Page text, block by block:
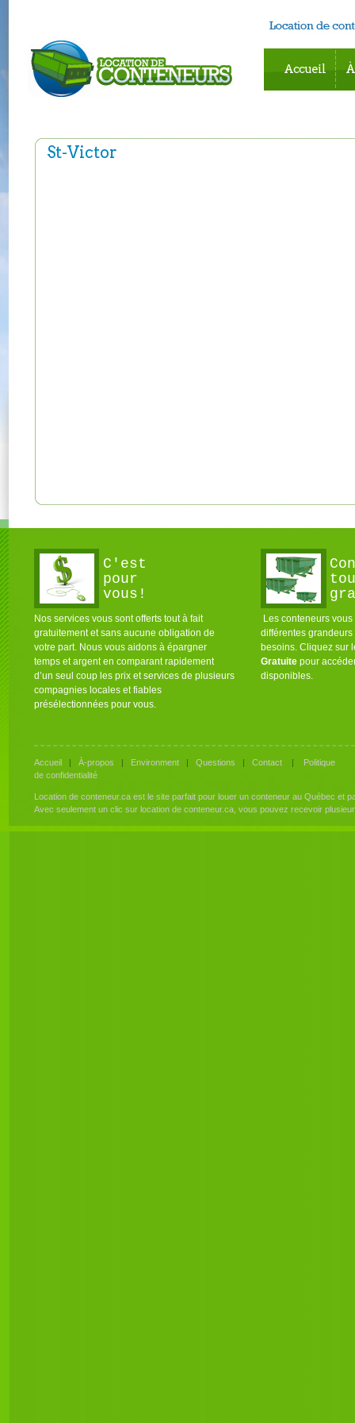
Accueil
St-Victor
C'est
pour
vous!
Nos services vous sont offerts tout à fait
gratuitement et sans aucune obligation de
votre part. Nous vous aidons à épargner
temps et argent en comparant rapidement
d’un seul coup les prix et services de plusieurs
compagnies locales et fiables
présélectionnées pour vous.
Les conteneurs
différentes grandeurs
besoins. Cliquez sur
Gratuite pour
disponibles.
Accueil | À-propos | Environment | Questions | Contact | Politique
de confidentialité
Location de conteneur.ca est le site parfait pour louer un conteneur au Québec et
Avec seulement un clic sur location de conteneur.ca, vous pouvez recevoir